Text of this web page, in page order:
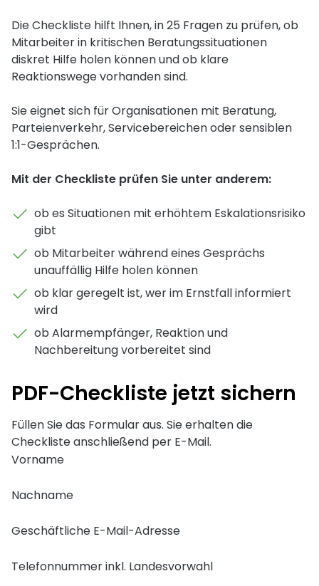
Die Checkliste hilft Ihnen, in 25 Fragen zu prüfen, ob
Mitarbeiter in kritischen Beratungssituationen
diskret Hilfe holen können und ob klare
Reaktionswege vorhanden sind.
Sie eignet sich für Organisationen mit Beratung,
Parteienverkehr, Servicebereichen oder sensiblen
1:1-Gesprächen.
Mit der Checkliste prüfen Sie unter anderem:
ob es Situationen mit erhöhtem Eskalationsrisiko
gibt
ob Mitarbeiter während eines Gesprächs
unauffällig Hilfe holen können
ob klar geregelt ist, wer im Ernstfall informiert
wird
ob Alarmempfänger, Reaktion und
Nachbereitung vorbereitet sind
PDF-Checkliste jetzt sichern
Füllen Sie das Formular aus. Sie erhalten die
Checkliste anschließend per E-Mail.
Vorname
Nachname
Geschäftliche E-Mail-Adresse
Telefonnummer inkl. Landesvorwahl